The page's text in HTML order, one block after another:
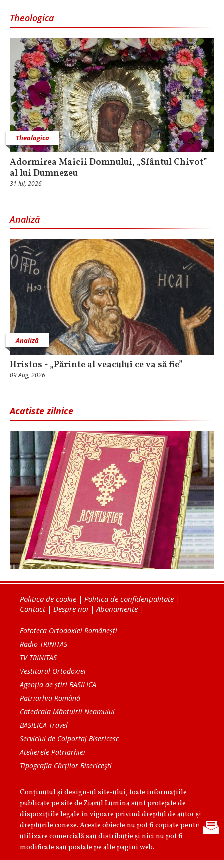
Theologica
Theologica
Adormirea Maicii Domnului, „Sfântul Chivot”
al lui Dumnezeu
31 Iul, 2026
Analiză
Analiză
Hristos - „Părinte al veacului ce va să fie”
09 Aug, 2026
Acatiste zilnice
Politica de cookie | Politica de confidențialitate |
Contact| Despre noi | Abonamente |
Fototeca Ortodoxiei Românești
Radio TRINITAS
TV TRINITAS
Vestitorul Ortodoxiei
Agenţia de ştiri BASILICA
Patriarhia Română
Catedrala Mântuirii Neamului
BASILICA Travel
Serviciul de Colportaj Bisericesc
Atelierele Patriarhiei
Tipografia Cărţilor Bisericeşti
Conținutul și design-ul site-ului, toate informaţiile
publicate pe site de Ziarul Lumina sunt protejate de
dispoziţiile legale în vigoare privind dreptul de autor şi
drepturile conexe. Aceste obiecte nu pot fi copiate pentru
utilizare comercială sau distribuţie şi nici nu pot fi
modificate sau postate pe alte pagini web.